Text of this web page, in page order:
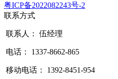
粤ICP备2022082243号-2
联系方式
联系人： 伍经理
电话： 1337-8662-865
移动电话： 1392-8451-954